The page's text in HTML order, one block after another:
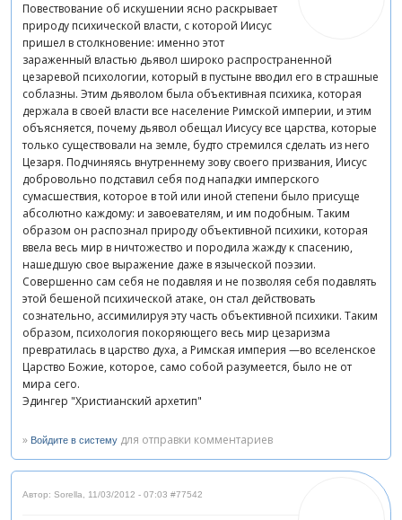
Повествование об искушении ясно раскрывает
природу психической власти, с которой Иисус
пришел в столкновение: именно этот
зараженный властью дьявол широко распространенной
цезаревой психологии, который в пустыне вводил его в страшные
соблазны. Этим дьяволом была объективная психика, которая
держала в своей власти все население Римской империи, и этим
объясняется, почему дьявол обещал Иисусу все царства, которые
только существовали на земле, будто стремился сделать из него
Цезаря. Подчиняясь внутреннему зову своего призвания, Иисус
добровольно подставил себя под нападки имперского
сумасшествия, которое в той или иной степени было присуще
абсолютно каждому: и завоевателям, и им подобным. Таким
образом он распознал природу объективной психики, которая
ввела весь мир в ничтожество и породила жажду к спасению,
нашедшую свое выражение даже в языческой поэзии.
Совершенно сам себя не подавляя и не позволяя себя подавлять
этой бешеной психической атаке, он стал действовать
сознательно, ассимилируя эту часть объективной психики. Таким
образом, психология покоряющего весь мир цезаризма
превратилась в царство духа, а Римская империя —во вселенское
Царство Божие, которое, само собой разумеется, было не от
мира сего.
Эдингер "Христианский архетип"
» Войдите в систему для отправки комментариев
Автор: Sorella 11/03/2012 - 07:03 #77542